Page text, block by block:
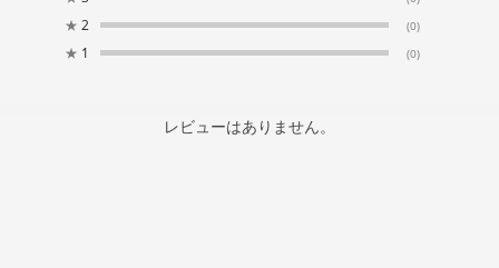
★ 2 (0)
★ 1 (0)
レビューはありません。